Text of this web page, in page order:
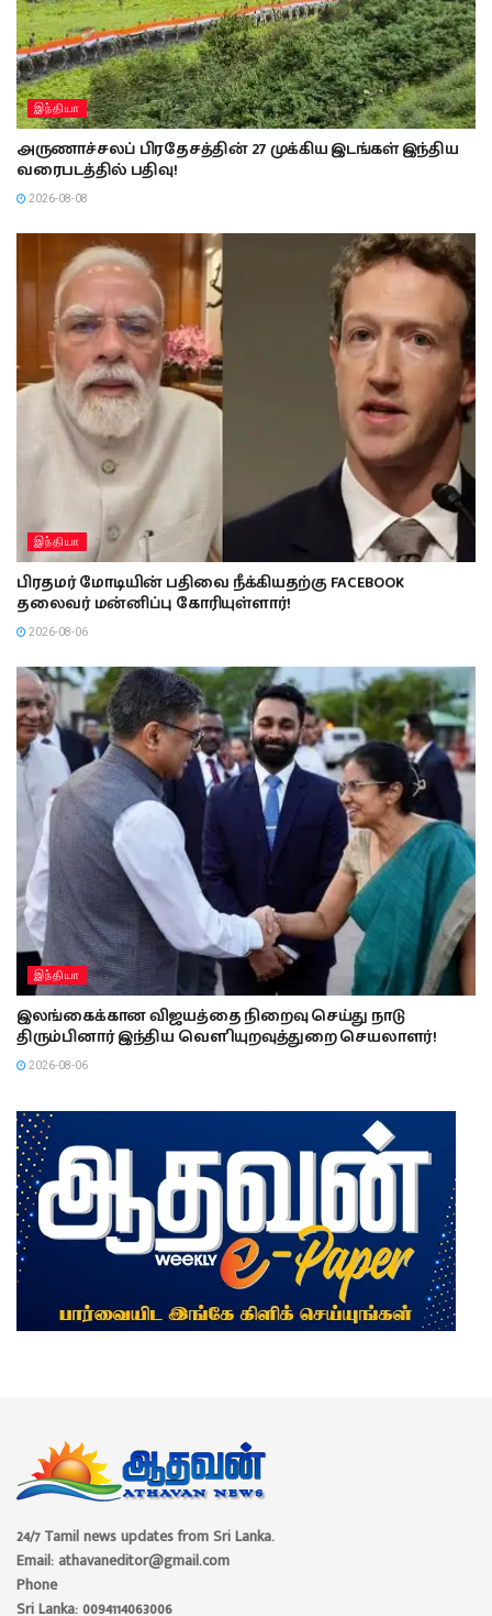
இந்தியா
அருணாச்சலப் பிரதேசத்தின் 27 முக்கிய இடங்கள் இந்திய
வரைபடத்தில் பதிவு!
2026-08-08
இந்தியா
பிரதமர் மோடியின் பதிவை நீக்கியதற்கு FACEBOOK
தலைவர் மன்னிப்பு கோரியுள்ளார்!
2026-08-06
இந்தியா
இலங்கைக்கான விஜயத்தை நிறைவு செய்து நாடு
திரும்பினார் இந்திய வௌியுறவுத்துறை செயலாளர்!
2026-08-06
24/7 Tamil news updates from Sri Lanka.
Email: athavaneditor@gmail.com
Phone
Sri Lanka: 0094114063006